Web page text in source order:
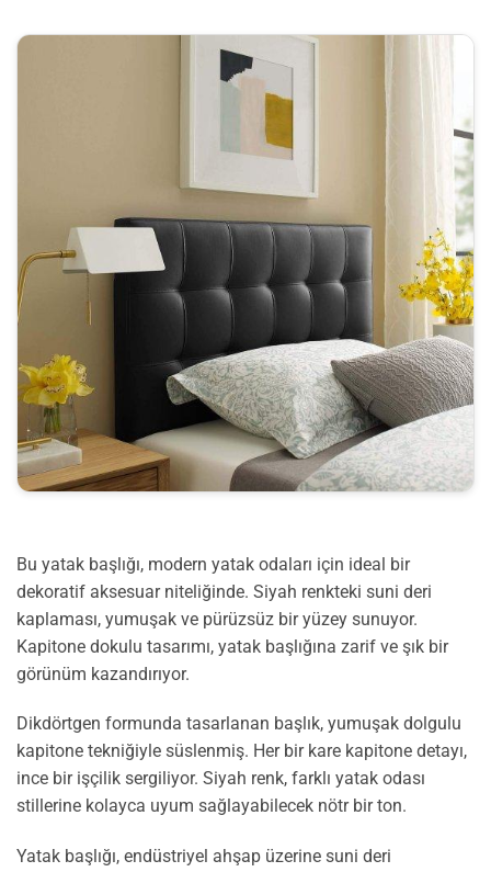
Bu yatak başlığı, modern yatak odaları için ideal bir
dekoratif aksesuar niteliğinde. Siyah renkteki suni deri
kaplaması, yumuşak ve pürüzsüz bir yüzey sunuyor.
Kapitone dokulu tasarımı, yatak başlığına zarif ve şık bir
görünüm kazandırıyor.
Dikdörtgen formunda tasarlanan başlık, yumuşak dolgulu
kapitone tekniğiyle süslenmiş. Her bir kare kapitone detayı,
ince bir işçilik sergiliyor. Siyah renk, farklı yatak odası
stillerine kolayca uyum sağlayabilecek nötr bir ton.
Yatak başlığı, endüstriyel ahşap üzerine suni deri